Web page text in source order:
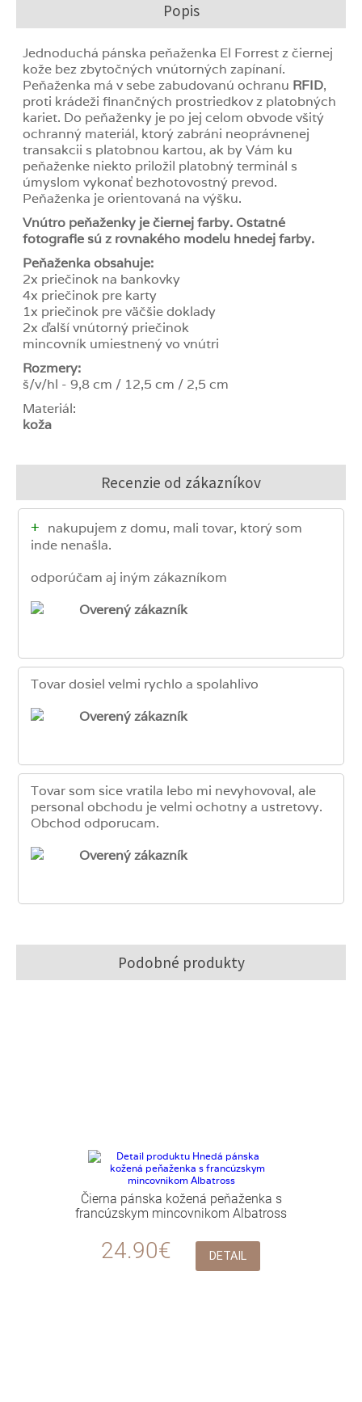
Popis
Jednoduchá pánska peňaženka El Forrest z čiernej
kože bez zbytočných vnútorných zapínaní.
Peňaženka má v sebe zabudovanú ochranu RFID,
proti krádeži finančných prostriedkov z platobných
kariet. Do peňaženky je po jej celom obvode všitý
ochranný materiál, ktorý zabráni neoprávnenej
transakcii s platobnou kartou, ak by Vám ku
peňaženke niekto priložil platobný terminál s
úmyslom vykonať bezhotovostný prevod.
Peňaženka je orientovaná na výšku.
Vnútro peňaženky je čiernej farby. Ostatné
fotografie sú z rovnakého modelu hnedej farby.
Peňaženka obsahuje:
2x priečinok na bankovky
4x priečinok pre karty
1x priečinok pre väčšie doklady
2x ďalší vnútorný priečinok
mincovník umiestnený vo vnútri
Rozmery:
š/v/hl - 9,8 cm / 12,5 cm / 2,5 cm
Materiál:
koža
Recenzie od zákazníkov
+ nakupujem z domu, mali tovar, ktorý som
inde nenašla.
odporúčam aj iným zákazníkom
Overený zákazník
Tovar dosiel velmi rychlo a spolahlivo
Overený zákazník
Tovar som sice vratila lebo mi nevyhovoval, ale
personal obchodu je velmi ochotny a ustretovy.
Obchod odporucam.
Overený zákazník
Podobné produkty
Čierna pánska kožená peňaženka s
francúzskym mincovnikom Albatross
24.90€ DETAIL